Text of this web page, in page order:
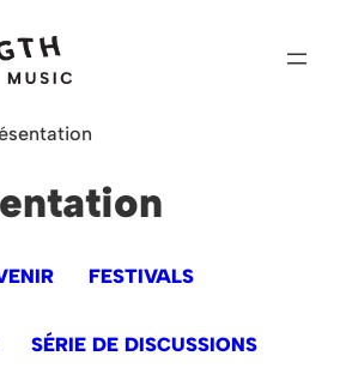
FESTIVALS
SÉRIE DE DISCUSSIONS